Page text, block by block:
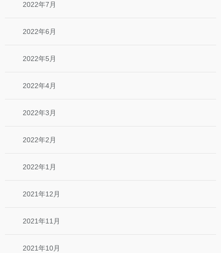
2022年7月
2022年6月
2022年5月
2022年4月
2022年3月
2022年2月
2022年1月
2021年12月
2021年11月
2021年10月